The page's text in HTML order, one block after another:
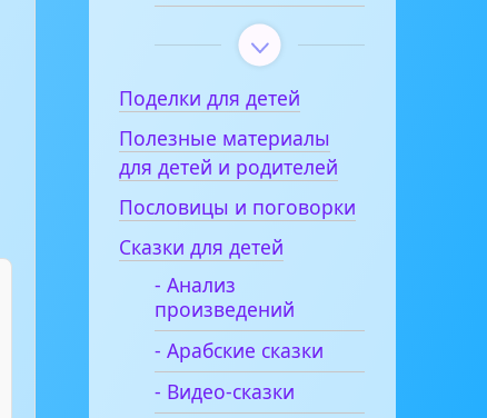
Поделки для детей
Полезные материалы
для детей и родителей
Пословицы и поговорки
Сказки для детей
- Анализ
произведений
- Арабские сказки
- Видео-сказки